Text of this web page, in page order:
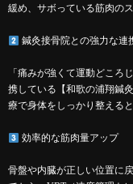
緩め、サボっている筋肉の
鍼灸接骨院との強力な連
「痛みが強くて運動どころ
携している【和歌の浦翔鍼
療で身体をしっかり整える
効率的な筋肉量アップ
骨盤や内臓が正しい位置に